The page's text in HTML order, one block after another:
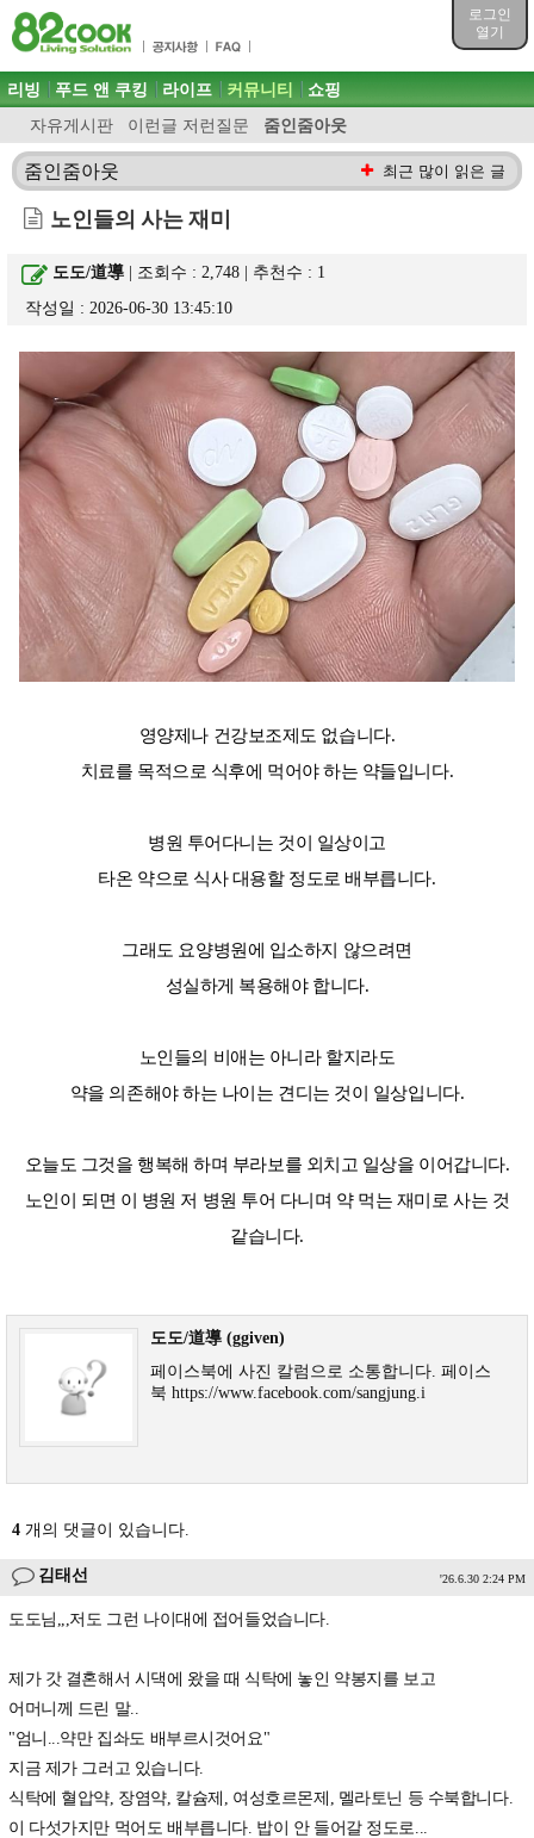
로그인
열기
목차
주메뉴 바로가기
컨텐츠 바로가기
검색 바로가기
로그인 바로가기
주메뉴
리빙 푸드 앤 쿠킹 라이프 커뮤니티
자유게시판 이런글 저런질문 줌인줌아웃
쇼핑
줌인줌아웃 최근 많이 읽은 글
노인들의 사는 재미
도도/道導 | 조회수 : 2,748 | 추천수 : 1
작성일 : 2026-06-30 13:45:10
영양제나 건강보조제도 없습니다.
치료를 목적으로 식후에 먹어야 하는 약들입니다.
병원 투어다니는 것이 일상이고
타온 약으로 식사 대용할 정도로 배부릅니다.
그래도 요양병원에 입소하지 않으려면
성실하게 복용해야 합니다.
노인들의 비애는 아니라 할지라도
약을 의존해야 하는 나이는 견디는 것이 일상입니다.
오늘도 그것을 행복해 하며 부라보를 외치고 일상을 이어갑니다.
노인이 되면 이 병원 저 병원 투어 다니며 약 먹는 재미로 사는 것
같습니다.
도도/道導 (ggiven)
페이스북에 사진 칼럼으로 소통합니다. 페이스
북 https://www.facebook.com/sangjung.i
4 개의 댓글이 있습니다.
김태선 '26.6.30 2:24 PM
도도님,,,저도 그런 나이대에 접어들었습니다.
제가 갓 결혼해서 시댁에 왔을 때 식탁에 놓인 약봉지를 보고
어머니께 드린 말..
"엄니...약만 집솨도 배부르시것어요"
지금 제가 그러고 있습니다.
식탁에 혈압약, 장염약, 칼슘제, 여성호르몬제, 멜라토닌 등 수북합니다.
이 다섯가지만 먹어도 배부릅니다. 밥이 안 들어갈 정도로...